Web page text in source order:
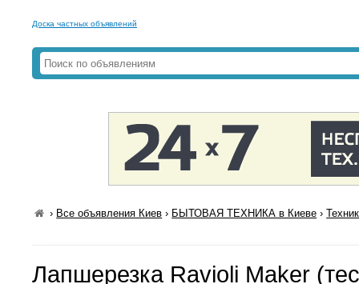
Доска частных объявлений
› Все объявления Киев › БЫТОВАЯ ТЕХНИКА в Киеве ›
Лапшерезка Ravioli Maker